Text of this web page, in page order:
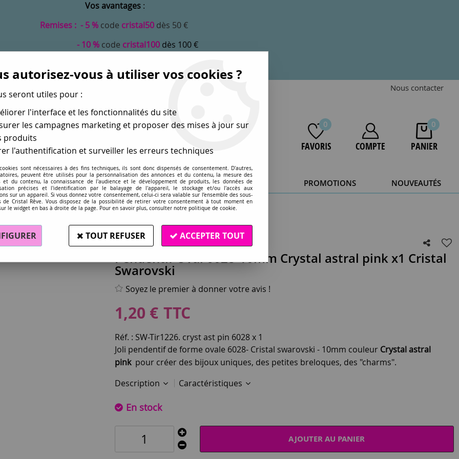
Vos avantages:
Remises : - 5 % code cristal50dès 50 €
- 10 % code cristal100dès 100 €
Nous contacter
0
FAVORIS COMPTE
0
PANIER
PERLES EN GROS APPRÊTS DÉSTOCKAGE PROMOTIONS NOUVEAUTÉS
dans les perlespour la créationde bijoux depuis plus de 20 ans.
Swarovski®
Pendentif Oval 6028-10mm Crystal astral pink x1 Cristal
Swarovski
Soyez le premier à donner votre avis !
1,20 € TTC
Réf. : SW-Tir1226. cryst ast pin 6028 x 1
Joli pendentif de forme ovale 6028- Cristal swarovski - 10mm couleur Crystal astral
pink pour créer des bijoux uniques, des petites breloques, des "charms".
Description
Caractéristiques
En stock
AJOUTER AU PANIER
autorisez-vous à utiliser vos cookies ?
seront utiles pour :
l'interface et les fonctionnalités du site
les campagnes marketing et proposer des mises à jour sur
produits
l'authentification et surveiller les erreurs techniques
sont nécessaires à des fins techniques, ils sont donc dispensés de consentement. D'autres,
peuvent être utilisés pour la personnalisation des annonces et du contenu, la mesure des
et du contenu, la connaissance de l'audience et le développement de produits, les données de
précises et l'identification par le balayage de l'appareil, le stockage et/ou l'accès aux
sur un appareil. Si vous donnez votre consentement, celui-ci sera valable sur l’ensemble des sous-
de Cristal Rêve. Vous disposez de la possibilité de retirer votre consentement à tout moment en
le widget en bas à droite de la page. Pour en savoir plus, consulter notre politique de cookie.
TOUT REFUSER ACCEPTER TOUT